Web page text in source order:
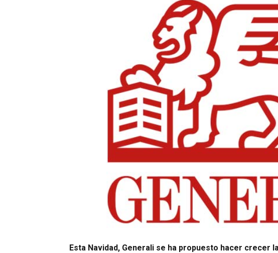
Esta Navidad, Generali se ha propuesto hacer crecer